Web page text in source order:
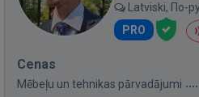
Latviski, По-
PRO
Cenas
Mēbeļu un tehnikas pārvadājumi